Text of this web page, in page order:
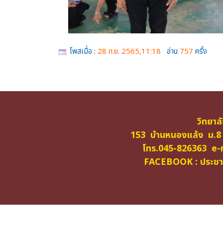
โพสเมื่อ : 28 ก.ย. 2565,11:18 อ่าน 757 ครั้ง
วิทยา
153 บ้านหนองแล้ง ม
โทร.045-826363
FACEBOOK : ประ